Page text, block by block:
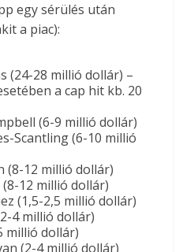
egy sérülés után
a piac):
(24-28 millió dollár) –
a cap hit kb. 20
(6-9 millió dollár)
Scantling (6-10 millió
(8-12 millió dollár)
12 millió dollár)
(1,5-2,5 millió dollár)
4 millió dollár)
millió dollár)
(2-4 millió dollár)